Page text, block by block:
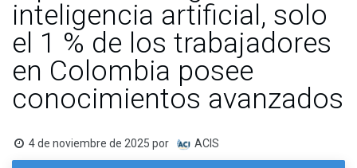
inteligencia artificial, solo
el 1 % de los trabajadores
en Colombia posee
conocimientos avanzados
4 de noviembre de 2025 por ACIS